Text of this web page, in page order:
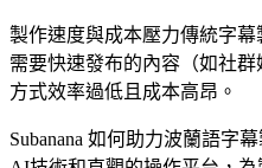
製作速度與成本壓力傳統字
需要快速發布的內容（如社
方式效率過低且成本高昂。
Subanana 如何助力波蘭語字